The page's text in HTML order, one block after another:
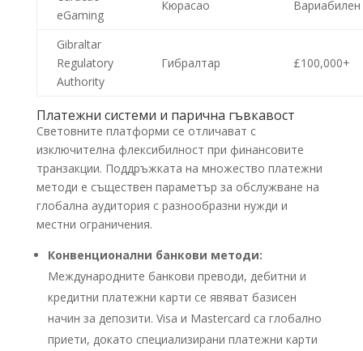
eGaming
Кюрасао Вариабилен
Gibraltar
Regulatory
Authority
Гибралтар £100,000+
Платежни системи и парична гъвкавост
Световните платформи се отличават с
изключителна флексибилност при финансовите
транзакции. Поддръжката на множество платежни
методи е съществен параметър за обслужване на
глобална аудитория с разнообразни нужди и
местни ограничения.
Конвенционални банкови методи:
Международните банкови преводи, дебитни и
кредитни платежни карти се явяват базисен
начин за депозити. Visa и Mastercard са глобално
приети, докато специализирани платежни карти